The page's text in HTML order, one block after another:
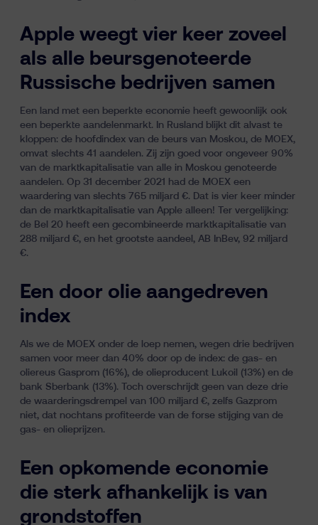
Apple weegt vier keer zoveel
als alle beursgenoteerde
Russische bedrijven samen
Een land met een beperkte economie heeft gewoonlijk ook
een beperkte aandelenmarkt. In Rusland blijkt dit alvast te
kloppen: de hoofdindex van de beurs van Moskou, de MOEX,
omvat slechts 41 aandelen. Zij zijn goed voor ongeveer 90%
van de marktkapitalisatie van alle in Moskou genoteerde
aandelen. Op 31 december 2021 had de MOEX een
waardering van slechts 765 miljard €. Dat is vier keer minder
dan de marktkapitalisatie van Apple alleen! Ter vergelijking:
de Bel 20 heeft een gecombineerde marktkapitalisatie van
288 miljard €, en het grootste aandeel, AB InBev, 92 miljard
€.
Een door olie aangedreven
index
Als we de MOEX onder de loep nemen, wegen drie bedrijven
samen voor meer dan 40% door op de index: de gas- en
oliereus Gasprom (16%), de olieproducent Lukoil (13%) en de
bank Sberbank (13%). Toch overschrijdt geen van deze drie
de waarderingsdrempel van 100 miljard €, zelfs Gazprom
niet, dat nochtans profiteerde van de forse stijging van de
gas- en olieprijzen.
Een opkomende economie
die sterk afhankelijk is van
grondstoffen